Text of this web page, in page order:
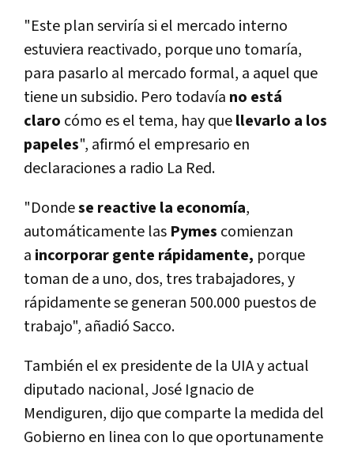
"Este plan serviría si el mercado interno
estuviera reactivado, porque uno tomaría,
para pasarlo al mercado formal, a aquel que
tiene un subsidio. Pero todavía no está
claro cómo es el tema, hay quellevarlo a los
papeles", afirmó el empresario en
declaraciones a radio La Red.
"Dondese reactive la economía,
automáticamente las Pymes comienzan
a incorporar gente rápidamente, porque
toman de a uno, dos, tres trabajadores, y
rápidamente se generan 500.000 puestos de
trabajo", añadió Sacco.
También el ex presidente de la UIA y actual
diputado nacional, José Ignacio de
Mendiguren, dijo que comparte la medida del
Gobierno en linea con lo que oportunamente